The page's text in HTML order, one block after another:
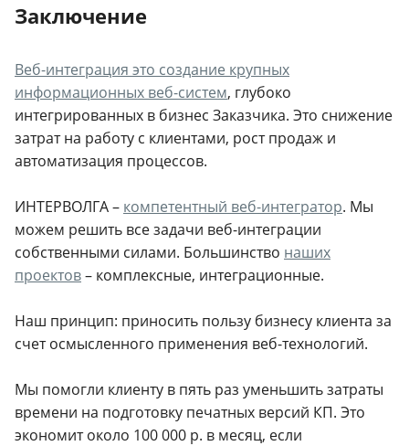
Заключение
Веб-интеграция это создание крупных
информационных веб-систем, глубоко
интегрированных в бизнес Заказчика. Это снижение
затрат на работу с клиентами, рост продаж и
автоматизация процессов.
ИНТЕРВОЛГА – компетентный веб-интегратор. Мы
можем решить все задачи веб-интеграции
собственными силами. Большинство наших
проектов– комплексные, интеграционные.
Наш принцип: приносить пользу бизнесу клиента за
счет осмысленного применения веб-технологий.
Мы помогли клиенту в пять раз уменьшить затраты
времени на подготовку печатных версий КП. Это
экономит около 100 000 р. в месяц, если